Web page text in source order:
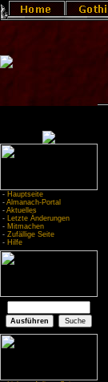
- Hauptseite
- Almanach-Portal
- Aktuelles
- Letzte Änderungen
- Mitmachen
- Zufällige Seite
- Hilfe